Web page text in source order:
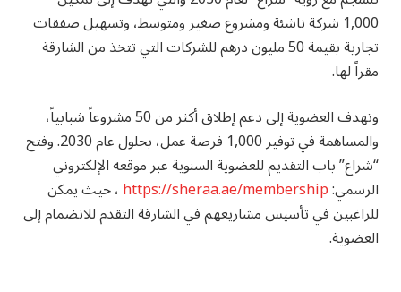
1,000 شركة ناشئة ومشروع صغير ومتوسط، وتسهيل صفقات
تجارية بقيمة 50 مليون درهم للشركات التي تتخذ من الشارقة
مقراً لها.
وتهدف العضوية إلى دعم إطلاق أكثر من 50 مشروعاً شبابياً،
والمساهمة في توفير 1,000 فرصة عمل، بحلول عام 2030. وفتح
“شراع” باب التقديم للعضوية السنوية عبر موقعه الإلكتروني
الرسمي:https://sheraa.ae/membership ، حيث يمكن
للراغبين في تأسيس مشاريعهم في الشارقة التقدم للانضمام إلى
العضوية.